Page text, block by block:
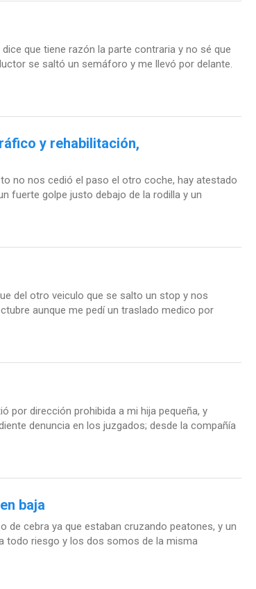
que tiene razón la parte contraria y no sé que
se saltó un semáforo y me llevó por delante.
y rehabilitación,
no nos cedió el paso el otro coche, hay atestado
fuerte golpe justo debajo de la rodilla y un
del otro veiculo que se salto un stop y nos
aunque me pedí un traslado medico por
por dirección prohibida a mi hija pequeña, y
denuncia en los juzgados; desde la compañía
baja
de cebra ya que estaban cruzando peatones, y un
todo riesgo y los dos somos de la misma